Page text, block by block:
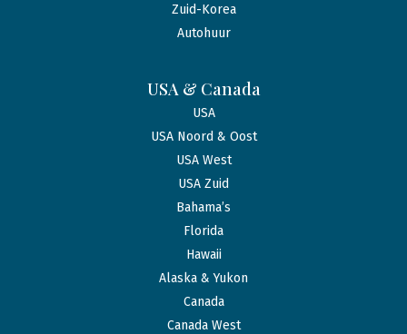
Zuid-Korea
Autohuur
USA & Canada
USA
USA Noord & Oost
USA West
USA Zuid
Bahama’s
Florida
Hawaii
Alaska & Yukon
Canada
Canada West